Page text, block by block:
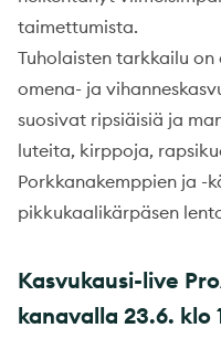
taimettumista.
Tuholaisten tarkkailu
omena- ja
suosivat ripsiäisiä ja
luteita, kirppoja,
Porkkanakemppien ja -
pikkukaalikärpäsen
Kasvukausi-live
kanavalla 23.6. klo